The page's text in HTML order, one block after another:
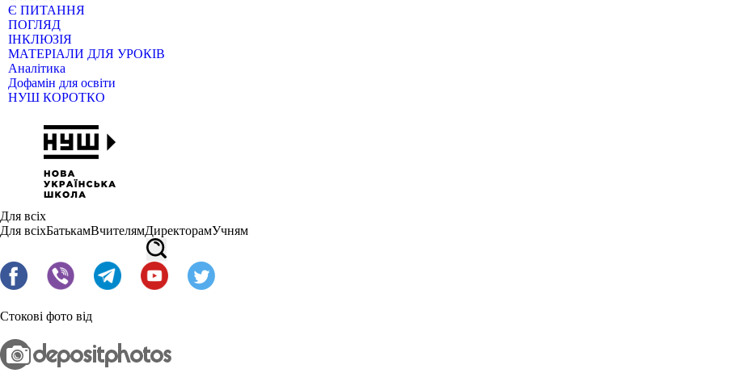
Є ПИТАННЯ
ПОГЛЯД
ІНКЛЮЗІЯ
МАТЕРІАЛИ ДЛЯ УРОКІВ
Аналітика
Дофамін для освіти
НУШ КОРОТКО
Для всіх
Для всіхБатькамВчителямДиректорамУчням
Стокові фото від